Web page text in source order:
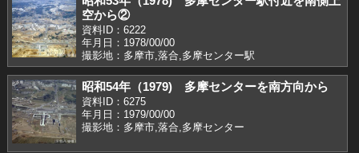
空から②
資料ID：6222
年月日：1978/00/00
撮影地：多摩市,落合,多摩センター駅
昭和54年（1979) 多摩センターを南方向から
資料ID：6275
年月日：1979/00/00
撮影地：多摩市,落合,多摩センター